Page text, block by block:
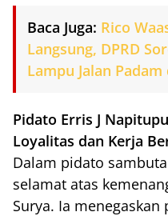
Baca Juga: Rico
Langsung, DPRD
Lampu Jalan
Pidato Erris J
Loyalitas dan Kerja
Dalam pidato
selamat atas
Surya. Ia